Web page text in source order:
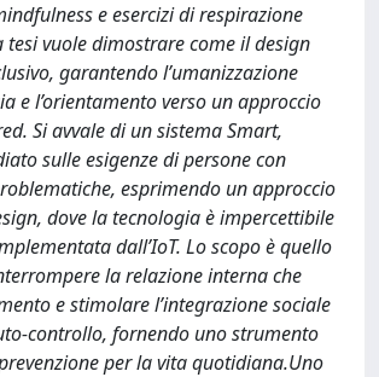
e esercizi di respirazione
vuole dimostrare come il design
garantendo l’umanizzazione
e l’orientamento verso un approccio
Si avvale di un sistema Smart,
sulle esigenze di persone con
esprimendo un approccio
dove la tecnologia è impercettibile
dall’IoT. Lo scopo è quello
la relazione interna che
e stimolare l’integrazione sociale
controllo, fornendo uno strumento
per la vita quotidiana.Uno